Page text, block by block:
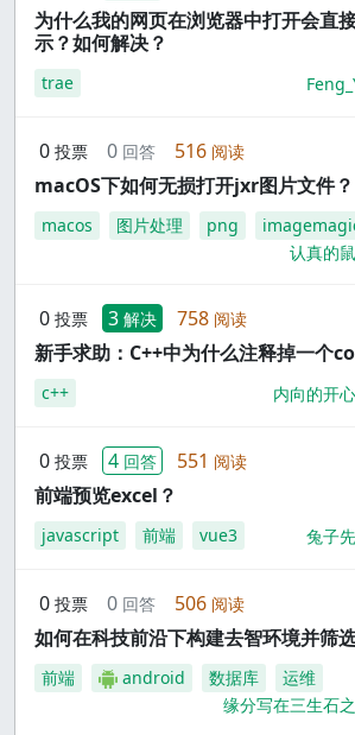
为什么我的网页在浏览器中打开会直
示？如何解决？
trae
0 投票 0 回答 516 阅读
macOS下如何无损打开jxr图片文件？
macos 图片处理 png
认真的
0 投票 3 解决 758 阅读
新手求助：C++中为什么注释掉一个
c++ 内向的开
0 投票 4 回答 551 阅读
前端预览excel？
javascript 前端 vue3 兔子
0 投票 0 回答 506 阅读
如何在科技前沿下构建去智环境并筛
前端 android 数据库
运维
缘分写在三生石